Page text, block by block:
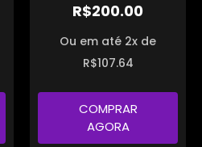
R$200.00
Ou em até 2x de
R$107.64
COMPRAR
AGORA